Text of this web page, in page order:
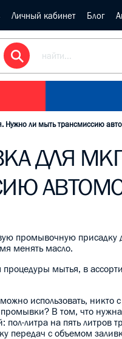
Личный кабинет Блог
ли мыть трансмиссию
ДЛЯ
промывочную присадку
менять масло.
мытья, в
использовать,
В том, что
литра на пять литров
передач с объемом